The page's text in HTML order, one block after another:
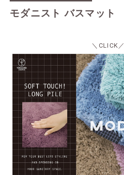
モダニスト バスマット
＼CLICK／